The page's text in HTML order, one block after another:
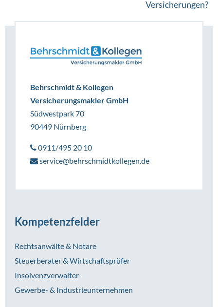
Versicherungen?
Behrschmidt & Kollegen
Versicherungsmakler GmbH
Südwestpark 70
90449 Nürnberg
0911/495 20 10
service@behrschmidtkollegen.de
Kompetenzfelder
Rechtsanwälte & Notare
Steuerberater & Wirtschaftsprüfer
Insolvenzverwalter
Gewerbe- & Industrieunternehmen